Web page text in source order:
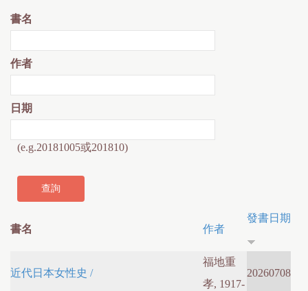
書名
作者
日期
(e.g.20181005或201810)
書名 作者
發書日期
近代日本女性史 /
福地重
孝, 1917-
20260708